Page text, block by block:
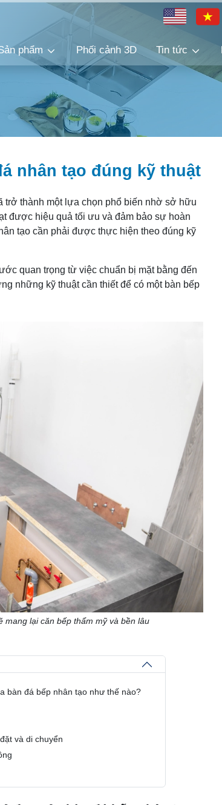
phẩm Phối cảnh 3D Tin tức
nhân tạo đúng kỹ thuật
trở thành một lựa chọn phổ biến nhờ sở hữu
được hiệu quả tối ưu và đảm bảo sự hoàn
tạo cần phải được thực hiện theo đúng kỹ
quan trọng từ việc chuẩn bị mặt bằng đến
những kỹ thuật cần thiết để có một bàn bếp
mang lại căn bếp thẩm mỹ và bền lâu
bàn đá bếp nhân tạo như thế nào?
và di chuyển